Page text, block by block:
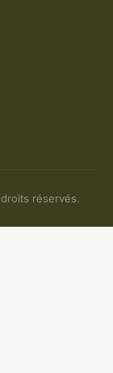
réservés.